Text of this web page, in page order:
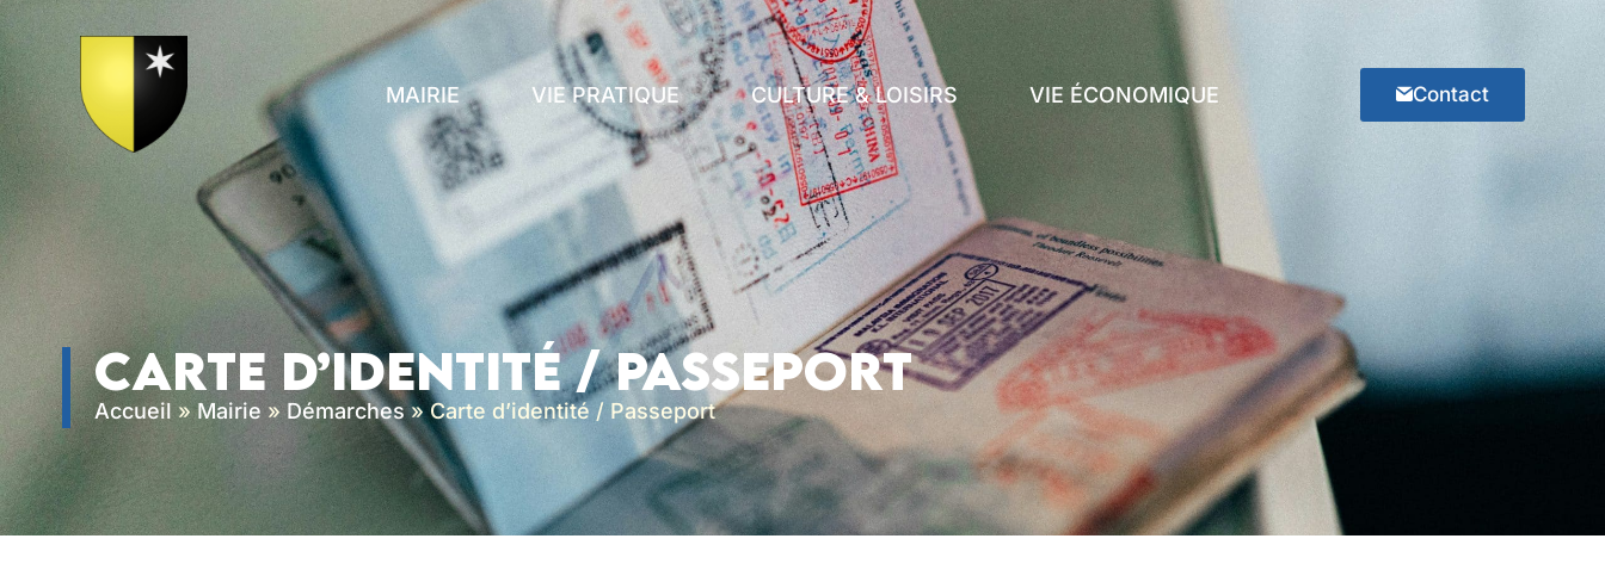
principal
MAIRIE VIE PRATIQUE CULTURE & LOISIRS VIE ÉCONOMIQUE Contact
Carte d’identité / Passeport
Accueil »Mairie » Démarches»Carte d’identité / Passeport